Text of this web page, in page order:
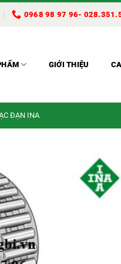
0968 98 97 96-
GIỚI THIỆU
ĐẠN INA